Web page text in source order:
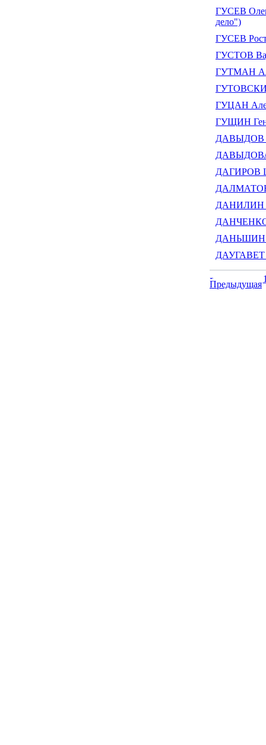
ГУСЕВ Олег
дело")
ГУСЕВ
ГУСТОВ
ГУТМАН
ГУЦАН
ГУЩИН
ДАВЫДОВ
ДАВЫДОВА
ДАГИРОВ
ДАЛМАТОВ
ДАНИЛИН
ДАНЧЕНКО
ДАНЬШИН
ДАУГАВЕТ
Предыдущая